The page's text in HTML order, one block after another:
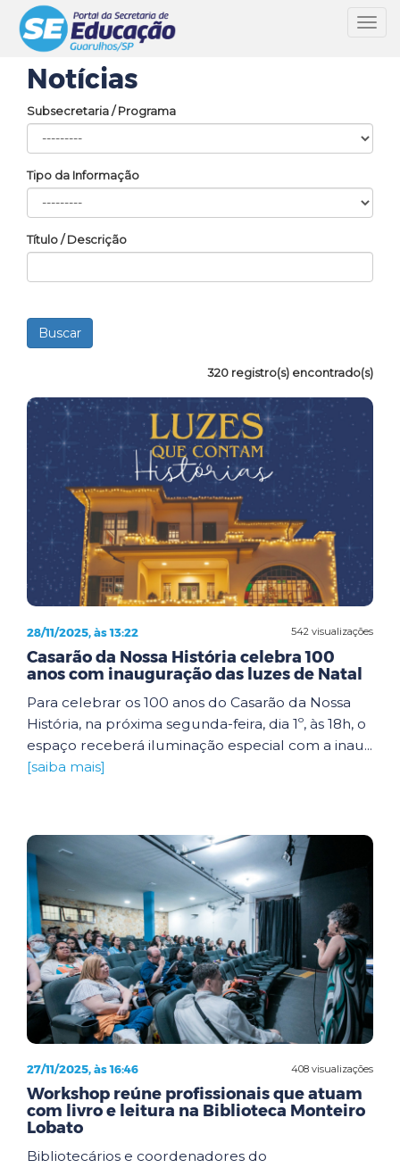
Notícias
Subsecretaria / Programa
Tipo da Informação
Título / Descrição
320 registro(s) encontrado(s)
542 visualizações
28/11/2025, às 13:22
Casarão da Nossa História celebra 100
anos com inauguração das luzes de Natal
Para celebrar os 100 anos do Casarão da Nossa
História, na próxima segunda-feira, dia 1º, às 18h, o
espaço receberá iluminação especial com a inau...
[saiba mais]
408 visualizações
27/11/2025, às 16:46
Workshop reúne profissionais que atuam
com livro e leitura na Biblioteca Monteiro
Lobato
Bibliotecários e coordenadores do